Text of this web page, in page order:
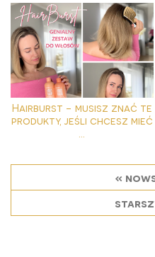
Hairburst - musisz znać te
produkty, jeśli chcesz mieć
«